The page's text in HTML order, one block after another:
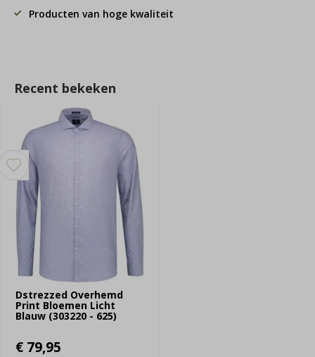
Producten van hoge kwaliteit
Recent bekeken
Dstrezzed Overhemd
Print Bloemen Licht
Blauw (303220 - 625)
€ 79,95